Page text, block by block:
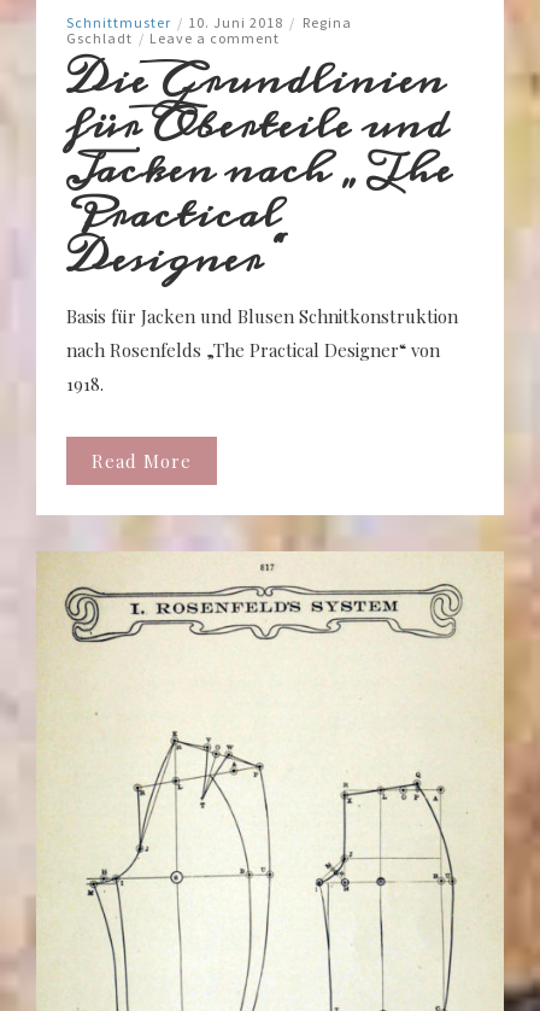
Schnittmuster / 10. Juni 2018 / Regina
Gschladt / Leave a comment
Die Grundlinien
für Oberteile und
Jacken nach „The
Practical
Designer“
Basis für Jacken und Blusen Schnitkonstruktion
nach Rosenfelds „The Practical Designer“ von
1918.
Read More